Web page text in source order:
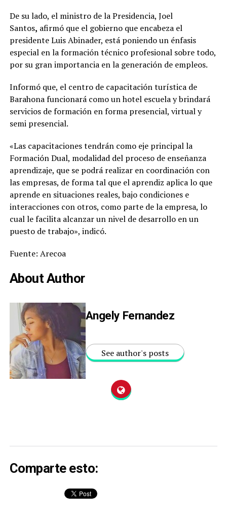
De su lado, el ministro de la Presidencia, Joel
Santos, afirmó que el gobierno que encabeza el
presidente Luis Abinader, está poniendo un énfasis
especial en la formación técnico profesional sobre todo,
por su gran importancia en la generación de empleos.
Informó que, el centro de capacitación turística de
Barahona funcionará como un hotel escuela y brindará
servicios de formación en forma presencial, virtual y
semi presencial.
«Las capacitaciones tendrán como eje principal la
Formación Dual, modalidad del proceso de enseñanza
aprendizaje, que se podrá realizar en coordinación con
las empresas, de forma tal que el aprendiz aplica lo que
aprende en situaciones reales, bajo condiciones e
interacciones con otros, como parte de la empresa, lo
cual le facilita alcanzar un nivel de desarrollo en un
puesto de trabajo», indicó.
Fuente: Arecoa
About Author
Angely Fernandez
See author's posts
Comparte esto: